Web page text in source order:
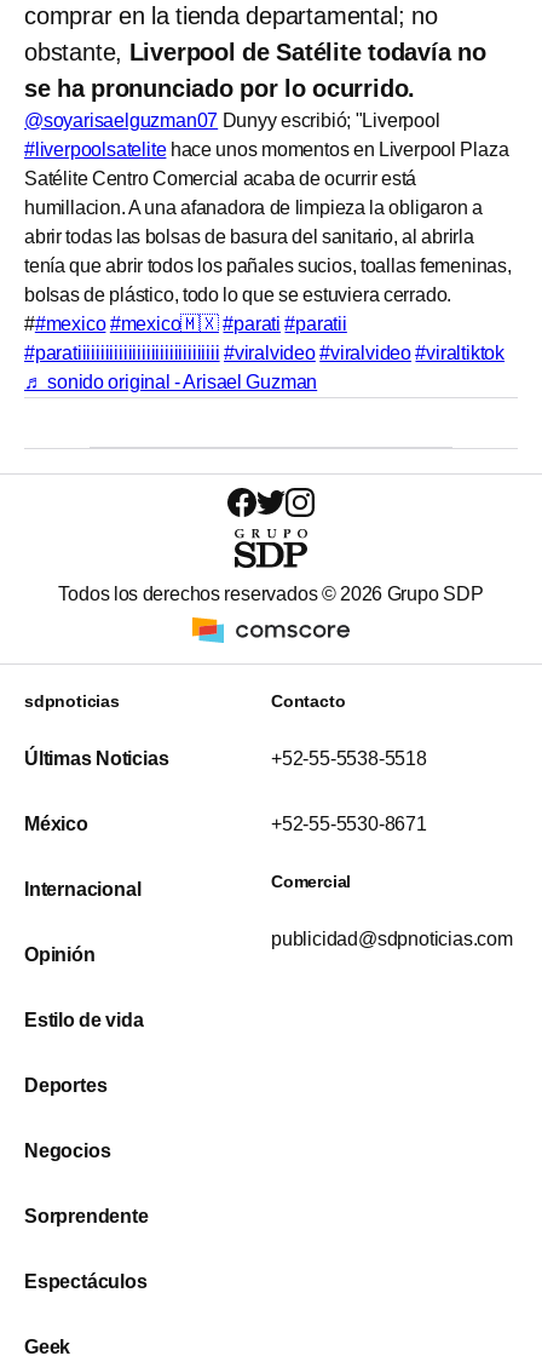
comprar en la tienda departamental; no
obstante, Liverpool de Satélite todavía no
se ha pronunciado por lo ocurrido.
@soyarisaelguzman07 Dunyy escribió; "Liverpool
#liverpoolsatelitehace unos momentos en Liverpool Plaza
Satélite Centro Comercial acaba de ocurrir está
humillacion. A una afanadora de limpieza la obligaron a
abrir todas las bolsas de basura del sanitario, al abrirla
tenía que abrir todos los pañales sucios, toallas femeninas,
bolsas de plástico, todo lo que se estuviera cerrado.
##mexico #mexico🇲🇽 #parati #paratii
#paratiiiiiiiiiiiiiiiiiiiiiiiiiiiiiii #viralvideo #viralvideo #viraltiktok
♬ sonido original - Arisael Guzman
Todos los derechos reservados © 2026 Grupo SDP
sdpnoticias
Últimas Noticias
México
Internacional
Opinión
Estilo de vida
Deportes
Negocios
Sorprendente
Espectáculos
Geek
Contacto
+52-55-5538-5518
+52-55-5530-8671
Comercial
publicidad@sdpnoticias.com